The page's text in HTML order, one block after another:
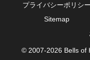
プライバシーポリシー
Sitemap
© 2007-2026 Bells of